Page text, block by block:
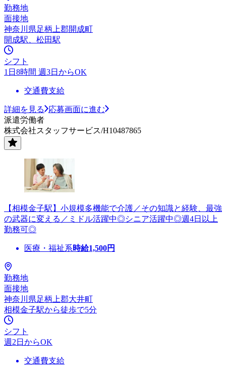
勤務地
面接地
神奈川県足柄上郡開成町
開成駅、松田駅
シフト
1日8時間 週3日からOK
交通費支給
詳細を見る
応募画面に進む
派遣労働者
株式会社スタッフサービス/H10487865
【相模金子駅】小規模多機能で介護／その知識と経験、最強
の武器に変える／ミドル活躍中◎シニア活躍中◎週4日以上
勤務可◎
医療・福祉系時給1,500円
勤務地
面接地
神奈川県足柄上郡大井町
相模金子駅から徒歩で5分
シフト
週2日からOK
交通費支給